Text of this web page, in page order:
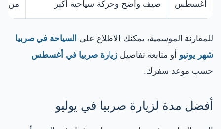
أغسطس صيف واضح وحركة سياحية أكبر من
للمقارنة الموسمية، يمكنك الاطلاع على السياحة في صربيا
شهر يونيو أو متابعة تفاصيل زيارة صربيا في أغسطس
حسب موعد سفرك.
أفضل مدة لزيارة صربيا في يوليو